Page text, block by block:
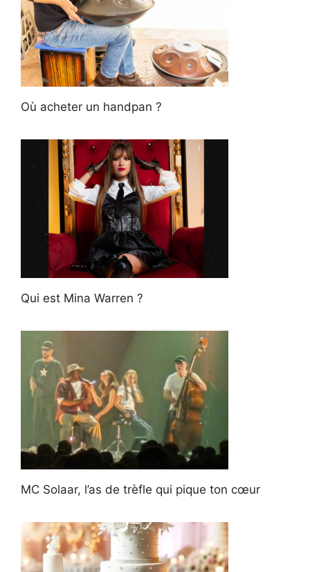
Où acheter un handpan ?
Qui est Mina Warren ?
MC Solaar, l’as de trèfle qui pique ton cœur